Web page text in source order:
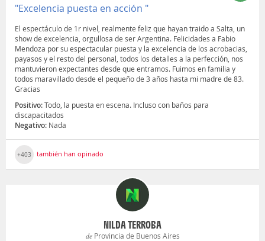
"Excelencia puesta en acción "
El espectáculo de 1r nivel, realmente feliz que hayan traido a Salta, un
show de excelencia, orgullosa de ser Argentina. Felicidades a Fabio
Mendoza por su espectacular puesta y la excelencia de los acrobacias,
payasos y el resto del personal, todos los detalles a la perfección, nos
mantuvieron expectantes desde que entramos. Fuimos en familia y
todos maravillado desde el pequeño de 3 años hasta mi madre de 83.
Gracias
Positivo:Todo, la puesta en escena. Incluso con baños para
discapacitados
Negativo: Nada
+403 también han opinado
NILDA TERROBA
deProvincia de Buenos Aires